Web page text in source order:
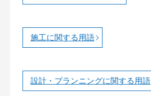
施工に関する用語
設計・プランニングに関する用語